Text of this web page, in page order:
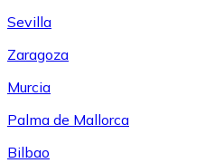
Sevilla
Zaragoza
Murcia
Palma de Mallorca
Bilbao